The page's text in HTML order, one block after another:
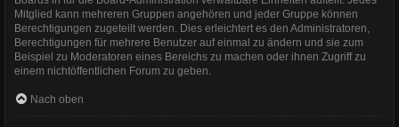
Mitglied kann mehreren Gruppen angehören und jeder Gruppe können
Berechtigungen zugeteilt werden. Dies erleichtert es den Administratoren,
Berechtigungen für mehrere Benutzer auf einmal zu ändern und sie zum
Beispiel zu Moderatoren eines Bereichs zu machen oder ihnen Zugriff zu
einem nichtöffentlichen Forum zu geben.
Nach oben